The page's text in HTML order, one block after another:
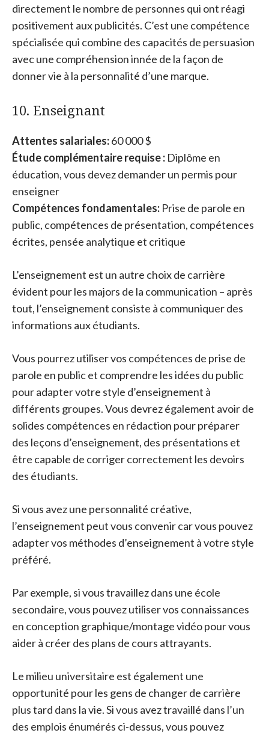
directement le nombre de personnes qui ont réagi
positivement aux publicités. C’est une compétence
spécialisée qui combine des capacités de persuasion
avec une compréhension innée de la façon de
donner vie à la personnalité d’une marque.
10. Enseignant
Attentes salariales:60 000 $
Étude complémentaire requise : Diplôme en
éducation, vous devez demander un permis pour
enseigner
Compétences fondamentales: Prise de parole en
public, compétences de présentation, compétences
écrites, pensée analytique et critique
L’enseignement est un autre choix de carrière
évident pour les majors de la communication – après
tout, l’enseignement consiste à communiquer des
informations aux étudiants.
Vous pourrez utiliser vos compétences de prise de
parole en public et comprendre les idées du public
pour adapter votre style d’enseignement à
différents groupes. Vous devrez également avoir de
solides compétences en rédaction pour préparer
des leçons d’enseignement, des présentations et
être capable de corriger correctement les devoirs
des étudiants.
Si vous avez une personnalité créative,
l’enseignement peut vous convenir car vous pouvez
adapter vos méthodes d’enseignement à votre style
préféré.
Par exemple, si vous travaillez dans une école
secondaire, vous pouvez utiliser vos connaissances
en conception graphique/montage vidéo pour vous
aider à créer des plans de cours attrayants.
Le milieu universitaire est également une
opportunité pour les gens de changer de carrière
plus tard dans la vie. Si vous avez travaillé dans l’un
des emplois énumérés ci-dessus, vous pouvez